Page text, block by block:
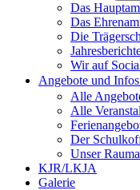
Das
Das
Die
Wir auf
Angebote und Infos
Alle
Alle
Der
Unser
KJR/LKJA
Galerie